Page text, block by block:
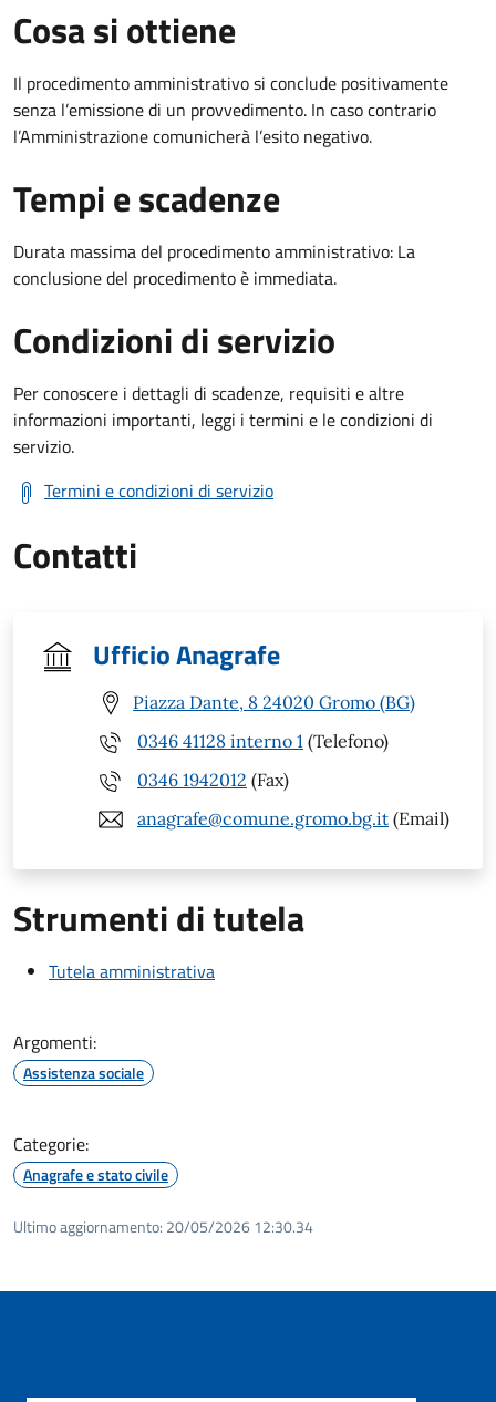
Cosa si ottiene
Il procedimento amministrativo si conclude positivamente
senza l’emissione di un provvedimento. In caso contrario
l’Amministrazione comunicherà l’esito negativo.
Tempi e scadenze
Durata massima del procedimento amministrativo: La
conclusione del procedimento è immediata.
Condizioni di servizio
Per conoscere i dettagli di scadenze, requisiti e altre
informazioni importanti, leggi i termini e le condizioni di
servizio.
Termini e condizioni di servizio
Contatti
Ufficio Anagrafe
Piazza Dante, 8 24020 Gromo (BG)
0346 41128 interno 1 (Telefono)
0346 1942012 (Fax)
anagrafe@comune.gromo.bg.it (Email)
Strumenti di tutela
Tutela amministrativa
Argomenti:
Assistenza sociale
Categorie:
Anagrafe e stato civile
Ultimo aggiornamento: 20/05/2026 12:30.34